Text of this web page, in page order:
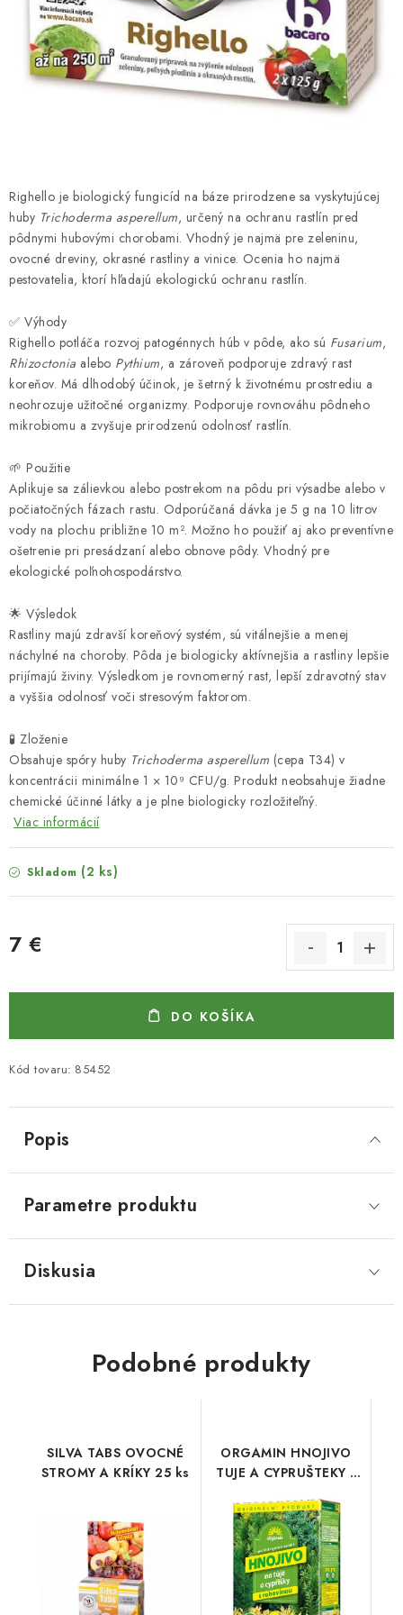
CHÉMIA
PRIESADY ZELENINY
Kontakty
Obchodné podmienky
Podmienky ochrany osobných údajov
Righello je biologický fungicíd na báze prirodzene sa vyskytujúcej
huby Trichoderma asperellum, určený na ochranu rastlín pred
pôdnymi hubovými chorobami. Vhodný je najmä pre zeleninu,
ovocné dreviny, okrasné rastliny a vinice. Ocenia ho najmä
pestovatelia, ktorí hľadajú ekologickú ochranu rastlín.
✅ Výhody
Righello potláča rozvoj patogénnych húb v pôde, ako sú Fusarium,
Rhizoctonia alebo Pythium, a zároveň podporuje zdravý rast
koreňov. Má dlhodobý účinok, je šetrný k životnému prostrediu a
neohrozuje užitočné organizmy. Podporuje rovnováhu pôdneho
mikrobiomu a zvyšuje prirodzenú odolnosť rastlín.
🌱 Použitie
Aplikuje sa zálievkou alebo postrekom na pôdu pri výsadbe alebo v
počiatočných fázach rastu. Odporúčaná dávka je 5 g na 10 litrov
vody na plochu približne 10 m². Možno ho použiť aj ako preventívne
ošetrenie pri presádzaní alebo obnove pôdy. Vhodný pre
ekologické poľnohospodárstvo.
🌟 Výsledok
Rastliny majú zdravší koreňový systém, sú vitálnejšie a menej
náchylné na choroby. Pôda je biologicky aktívnejšia a rastliny lepšie
prijímajú živiny. Výsledkom je rovnomerný rast, lepší zdravotný stav
a vyššia odolnosť voči stresovým faktorom.
🧪 Zloženie
Obsahuje spóry huby Trichoderma asperellum (cepa T34) v
koncentrácii minimálne 1 × 10⁹ CFU/g. Produkt neobsahuje žiadne
chemické účinné látky a je plne biologicky rozložiteľný.
Viac informácií
Skladom (2 ks)
7 €
DO KOŠÍKA
Kód tovaru: 85452
Popis
Parametre produktu
Diskusia
Podobné produkty
SILVA TABS OVOCNÉ
STROMY A KRÍKY 25 ks
ORGAMIN HNOJIVO
TUJE A CYPRUŠTEKY 1